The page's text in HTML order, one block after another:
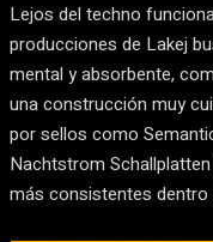
Lejos del techno
producciones de Lakej
mental y absorbente,
una construcción muy
por sellos como
Nachtstrom
más consistentes dentro